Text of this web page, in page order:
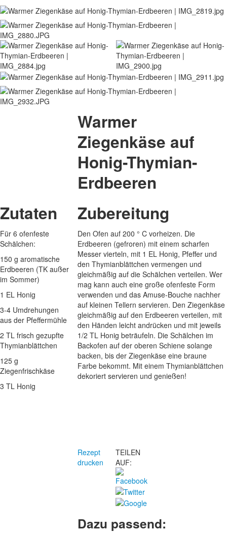
Warmer
Ziegenkäse auf
Honig-Thymian-
Erdbeeren
Zutaten
Für 6 ofenfeste
Schälchen:
150 g aromatische
Erdbeeren (TK außer
im Sommer)
1 EL Honig
3-4 Umdrehungen
aus der Pfeffermühle
2 TL frisch gezupfte
Thymianblättchen
125 g
Ziegenfrischkäse
3 TL Honig
Zubereitung
Den Ofen auf 200 ° C vorheizen. Die
Erdbeeren (gefroren) mit einem scharfen
Messer vierteln, mit 1 EL Honig, Pfeffer und
den Thymianblättchen vermengen und
gleichmäßig auf die Schälchen verteilen. Wer
mag kann auch eine große ofenfeste Form
verwenden und das Amuse-Bouche nachher
auf kleinen Tellern servieren. Den Ziegenkäse
gleichmäßig auf den Erdbeeren verteilen, mit
den Händen leicht andrücken und mit jeweils
1/2 TL Honig beträufeln. Die Schälchen im
Backofen auf der oberen Schiene solange
backen, bis der Ziegenkäse eine braune
Farbe bekommt. Mit einem Thymianblättchen
dekoriert servieren und genießen!
Rezept
drucken
TEILEN
AUF:
Dazu passend: